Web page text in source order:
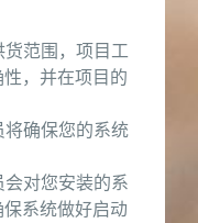
货范围，项目工
，并在项目的
将确保您的系统
对您安装的系
系统做好启动